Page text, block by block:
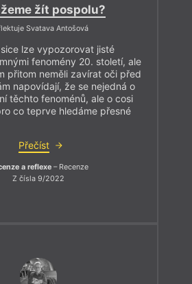
žít pospolu?
Svatava Antošová
lze vypozorovat jisté
fenomény 20. století, ale
přitom neměli zavírat oči před
napovídají, že se nejedná o
těchto fenoménů, ale o cosi
co teprve hledáme přesné
Přečíst
a reflexe– Recenze
Z čísla 9/2022